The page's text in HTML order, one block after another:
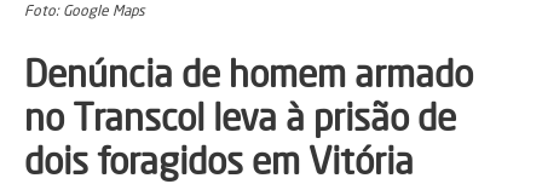
Foto: Google Maps
Denúncia de homem armado
no Transcol leva à prisão de
dois foragidos em Vitória